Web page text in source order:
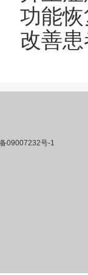
功能
改善
09007232号-1